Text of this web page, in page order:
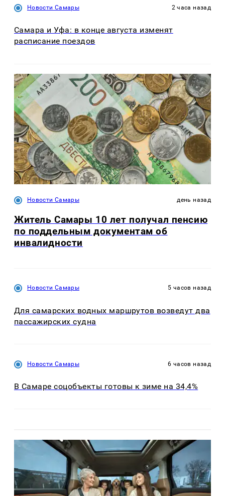
Новости Самары 2 часа назад
Самара и Уфа: в конце августа изменят
расписание поездов
Новости Самары день назад
Житель Самары 10 лет получал пенсию
по поддельным документам об
инвалидности
Новости Самары 5 часов назад
Для самарских водных маршрутов возведут два
пассажирских судна
Новости Самары 6 часов назад
В Самаре соцобъекты готовы к зиме на 34,4%